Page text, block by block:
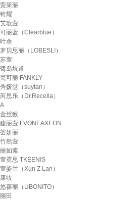
萱莱丽
铃耀
艾歌萱
可丽蓝（Clearblue）
叶余
罗贝思丽（LOBESLI）
苏萱
鹭岛坑道
梵可丽 FANKLY
秀媛堂（suytan）
芮思乐（Dr.Recella）
A
金丝猴
馥丽萱 FVONEAXEON
荟妍丽
竹然萱
丽如素
萱霓思 TKEENIS
萱姿兰（Xun Z Lan）
康妆
悠葆丽（UBONITO）
丽田